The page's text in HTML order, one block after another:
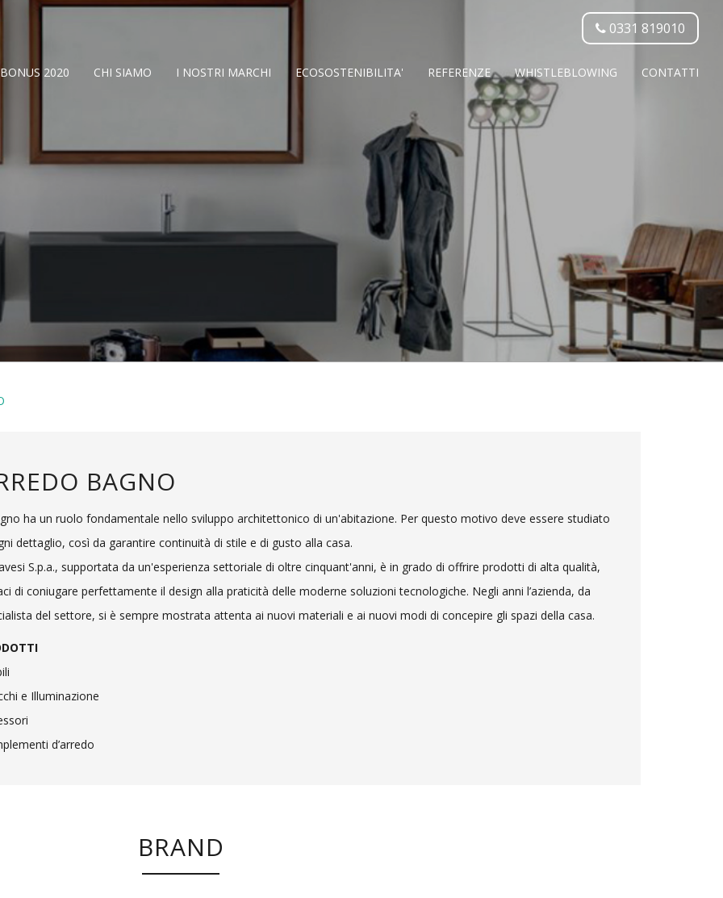
0331 819010
2020 CHI SIAMO I NOSTRI MARCHI ECOSOSTENIBILITA' REFERENZE WHISTLEBLOWING CONTATTI
BAGNO
ha un ruolo fondamentale nello sviluppo architettonico di un'abitazione. Per questo motivo deve essere studiato
dettaglio, così da garantire continuità di stile e di gusto alla casa.
S.p.a., supportata da un'esperienza settoriale di oltre cinquant'anni, è in grado di offrire prodotti di alta qualità,
di coniugare perfettamente il design alla praticità delle moderne soluzioni tecnologiche. Negli anni l’azienda, da
del settore, si è sempre mostrata attenta ai nuovi materiali e ai nuovi modi di concepire gli spazi della casa.
e Illuminazione
d’arredo
BRAND